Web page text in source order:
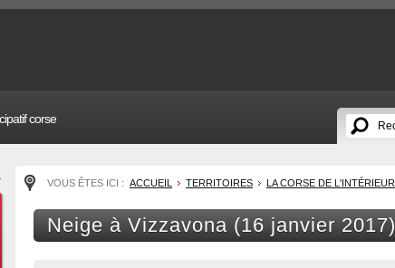
corse
VOUS ÊTES ICI : ACCUEIL TERRITOIRES LA CORSE DE L'INTÉRIEUR
Neige à Vizzavona (16 janvier 2017)